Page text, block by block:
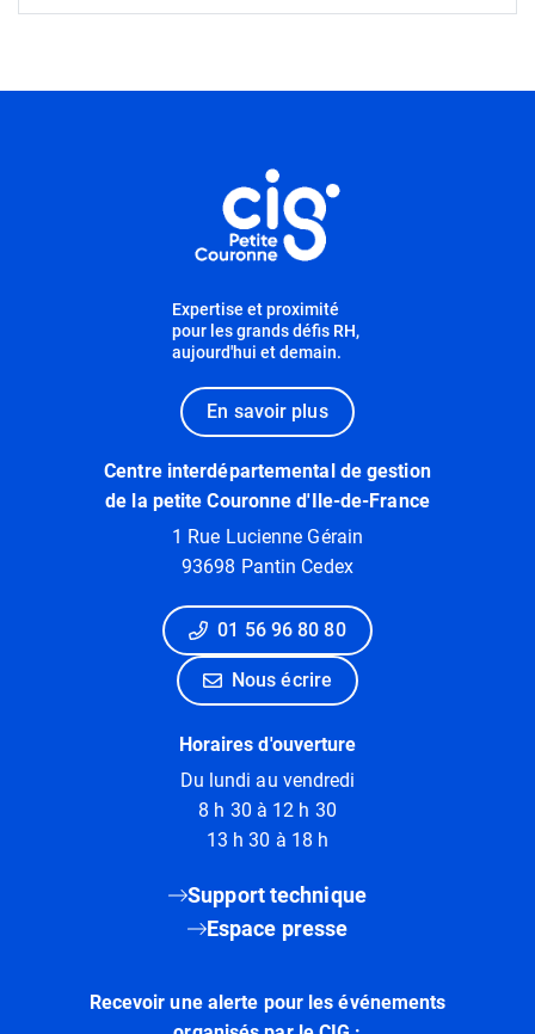
Expertise et proximité
pour les grands défis RH,
aujourd'hui et demain.
En savoir plus
Centre interdépartemental de gestion
de la petite Couronne d'Ile-de-France
1 Rue Lucienne Gérain
93698 Pantin Cedex
01 56 96 80 80
Nous écrire
Horaires d'ouverture
Du lundi au vendredi
8 h 30 à 12 h 30
13 h 30 à 18 h
Support technique
Espace presse
Recevoir une alerte pour les événements